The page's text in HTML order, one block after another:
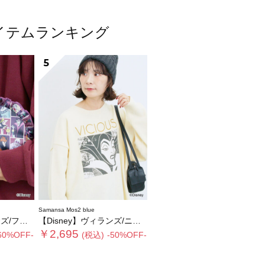
テムランキング
ポーチ
5
Samansa Mos2 blue
【Disney】ヴィランズ/ニット
￥2,695 (税込) -50%OFF-